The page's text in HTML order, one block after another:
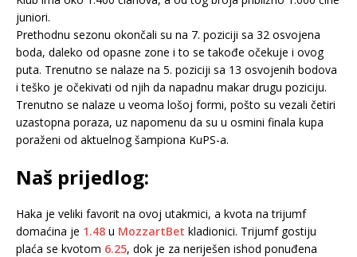
juniori.
Prethodnu sezonu okončali su na 7. poziciji sa 32 osvojena
boda, daleko od opasne zone i to se takođe očekuje i ovog
puta. Trenutno se nalaze na 5. poziciji sa 13 osvojenih bodova
i teško je očekivati od njih da napadnu makar drugu poziciju.
Trenutno se nalaze u veoma lošoj formi, pošto su vezali četiri
uzastopna poraza, uz napomenu da su u osmini finala kupa
poraženi od aktuelnog šampiona KuPS-a.
Naš prijedlog:
Haka je veliki favorit na ovoj utakmici, a kvota na trijumf
domaćina je 1.48 u MozzartBet kladionici. Trijumf gostiju
plaća se kvotom 6.25, dok je za neriješen ishod ponuđena